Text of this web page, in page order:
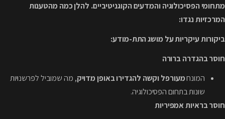
מתחומי הפסיכולוגיה והמדעים הקוגניטיביים. להלן כמה מהטענות
המרכזיות נגדו:
ביקורות עיקריות על מושג התת-מודע:
חוסר בהגדרה ברורה
המונחמעורפל וקשה להגדירו באופן מדויק, מה שמוביל לפרשנויות
שונות בתחום הפסיכולוגיה.
חוסר בראיות אמפיריות